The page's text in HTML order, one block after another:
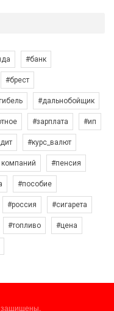
#банк
#брест
#дальнобойщик
#зарплата #ип
#курс_валют
компаний #пенсия
#пособие
#россия #сигарета
#топливо #цена
защищены.